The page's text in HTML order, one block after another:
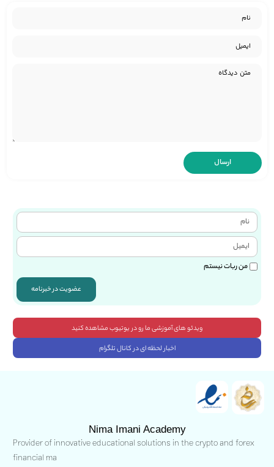
من ربات نیستم
عضویت در خبرنامه
ویدئو های آموزشی ما رو در یوتیوب مشاهده کنید
اخبار لحظه ای در کانال تلگرام
Nima Imani Academy
Provider of innovative educational solutions in the crypto and forex
financial ma